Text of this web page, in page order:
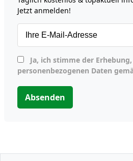
Jetzt anmelden!
personenbezogenen Daten
Absenden